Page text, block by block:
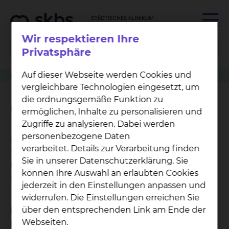
Klinikwegweiser Physiotherapie Unterwassermassage
Unterwassermassage
Großflächige Massagebehandlung des Körpers in
Spezialwannen mittels eines regulierbaren Düsen-
Druckstrahles unter Nutzung des Auftriebes und
der warmen Wassertemperatur.
Bei welchen Krankheitsbildern ist das
Behandlungsverfahren geeignet?
Wir respektieren Ihre
Privatsphäre
Auf dieser Webseite werden Cookies und
vergleichbare Technologien eingesetzt, um
die ordnungsgemäße Funktion zu
ermöglichen, Inhalte zu personalisieren und
Zugriffe zu analysieren. Dabei werden
personenbezogene Daten
verarbeitet. Details zur Verarbeitung finden
Sie in unserer Datenschutzerklärung. Sie
können Ihre Auswahl an erlaubten Cookies
jederzeit in den Einstellungen anpassen und
widerrufen. Die Einstellungen erreichen Sie
über den entsprechenden Link am Ende der
Webseiten.